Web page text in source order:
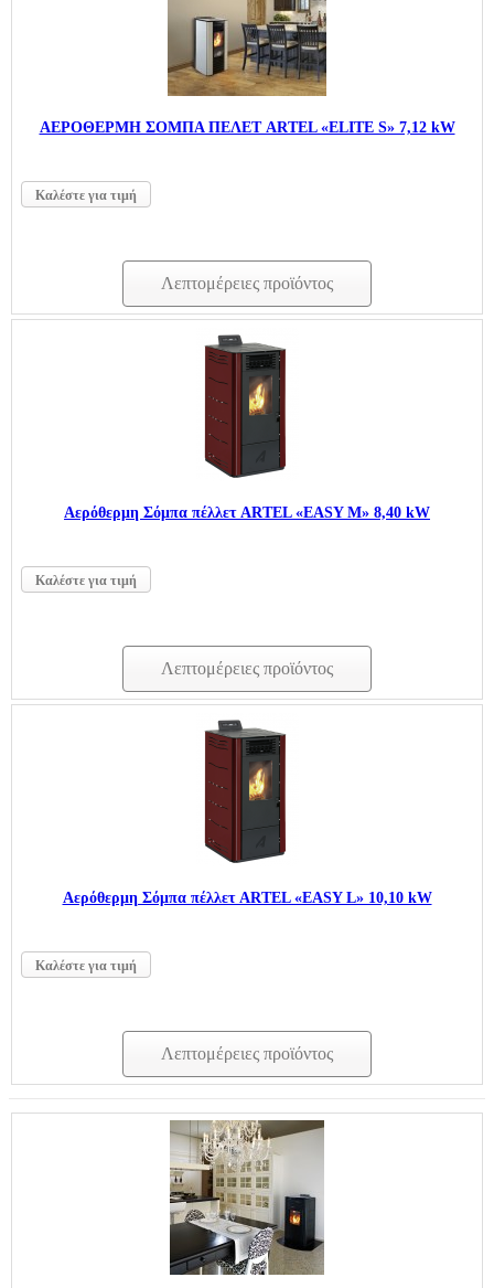
ΑΕΡΟΘΕΡΜΗ ΣΟΜΠΑ ΠΕΛΕΤ ARTEL «ELITE S» 7,12 kW
Καλέστε για τιμή
Λεπτομέρειες προϊόντος
Aερόθερμη Σόμπα πέλλετ ARTEL «EASY Μ» 8,40 kW
Καλέστε για τιμή
Λεπτομέρειες προϊόντος
Aερόθερμη Σόμπα πέλλετ ARTEL «EASY L» 10,10 kW
Καλέστε για τιμή
Λεπτομέρειες προϊόντος